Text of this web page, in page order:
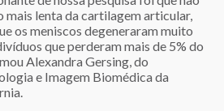
mais lenta da cartilagem articular,
os meniscos degeneraram muito
que perderam mais de 5% do
Alexandra Gersing, do
e Imagem Biomédica da